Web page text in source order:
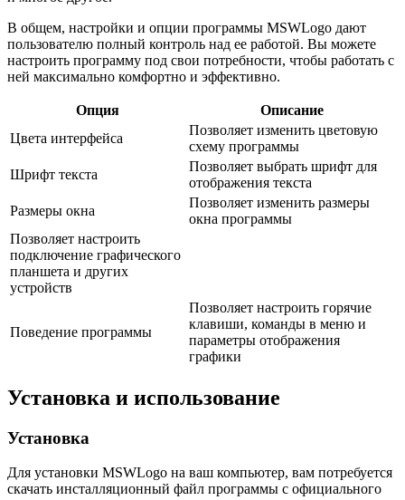
В общем, настройки и опции программы MSWLogo дают
пользователю полный контроль над ее работой. Вы можете
настроить программу под свои потребности, чтобы работать с
ней максимально комфортно и эффективно.
Опция
Описание
Цвета интерфейса
Позволяет изменить цветовую
схему программы
Шрифт текста
Позволяет выбрать шрифт для
отображения текста
Размеры окна
Позволяет изменить размеры
окна программы
Позволяет настроить
подключение графического
планшета и других
устройств
Поведение программы
Позволяет настроить горячие
клавиши, команды в меню и
параметры отображения
графики
Установка и использование
Установка
Для установки MSWLogo на ваш компьютер, вам потребуется
скачать инсталляционный файл программы с официального